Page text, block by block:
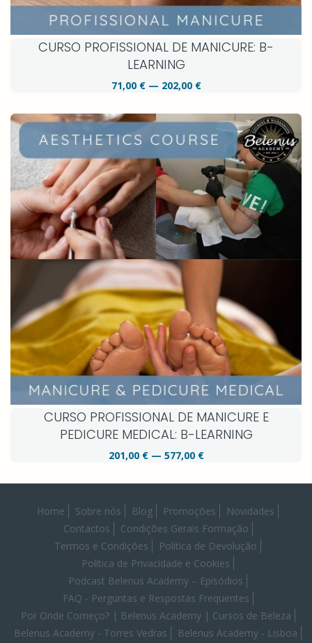
CURSO PROFISSIONAL DE MANICURE: B-
LEARNING
71,00 € — 202,00 €
CURSO PROFISSIONAL DE MANICURE E
PEDICURE MEDICAL: B-LEARNING
201,00 € — 577,00 €
Home Sobre nós Blog Promoções
Novidades
Contactos
Condições Gerais Formação
Termos e Condições
Política de Devolução
Política de Privacidade e Cookies
Podcast Belenus Academy – Episódios
FAQ - Perguntas e Respostas Frequentes
Por Onde Começo? | Belenus Academy | Cursos de Beleza
Belenus Academy - Torres Vedras
Belenus Academy - Lisboa